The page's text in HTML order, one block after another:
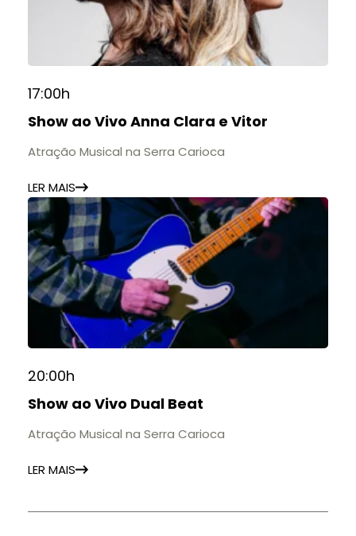
17:00h
Show ao Vivo Anna Clara e Vitor
Atração Musical na Serra Carioca
LER MAIS
20:00h
Show ao Vivo Dual Beat
Atração Musical na Serra Carioca
LER MAIS